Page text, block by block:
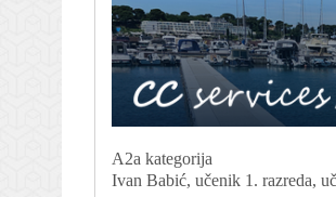
A2a kategorija
Ivan Babić, učenik 1. razreda,